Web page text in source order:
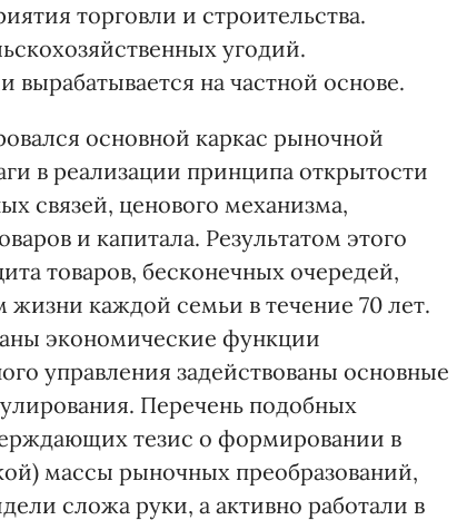
торговли и строительства.
угодий.
вырабатывается на частной основе.
основной каркас рыночной
в реализации принципа открытости
связей, ценового механизма,
и капитала. Результатом этого
товаров, бесконечных очередей,
каждой семьи в течение 70 лет.
экономические функции
управления задействованы основные
Перечень подобных
тезис о формировании в
массы рыночных преобразований,
сложа руки, а активно работали в